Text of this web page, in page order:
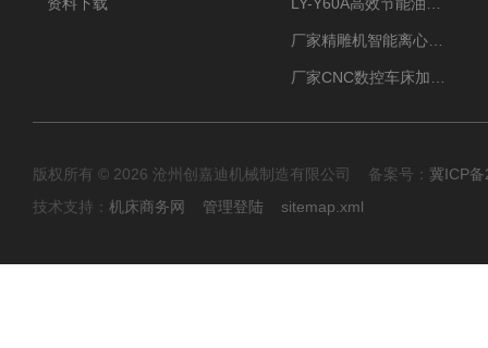
版权所有 © 2026 沧州创嘉迪机械制造有限公司 备案号： 冀ICP
技术支持： 机床商务网 管理登陆 sitemap.xml